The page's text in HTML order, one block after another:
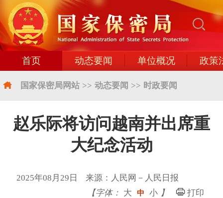
首页 动态要闻 单位概况 政策
国家保密局网站 >> 动态要闻 >> 时政要闻
赵乐际将访问越南并出席重
大纪念活动
2025年08月29日 来源：人民网－人民日报
【字体： 大 中 小 】 打印